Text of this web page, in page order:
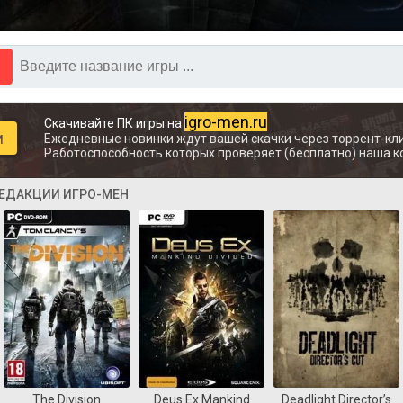
Скачивайте ПК игры на igro-men.ru
Ежедневные новинки ждут вашей скачки через торрент-
Работоспособность которых проверяет (бесплатно) наша
ИГРО-МЕН
The Division Deus Ex Mankind Deadlight Director’s